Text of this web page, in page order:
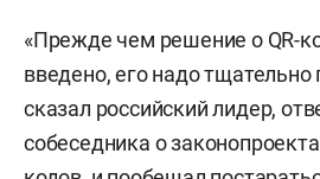
«Прежде чем решение о QR-
введено, его надо тщательно
сказал российский лидер,
собеседника о